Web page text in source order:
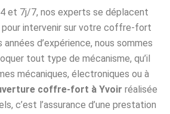
et 7j/7, nos experts se déplacent
pour intervenir sur votre coffre-fort
années d’expérience, nous sommes
tout type de mécanisme, qu’il
mécaniques, électroniques ou à
coffre-fort à Yvoir réalisée
c’est l’assurance d’une prestation